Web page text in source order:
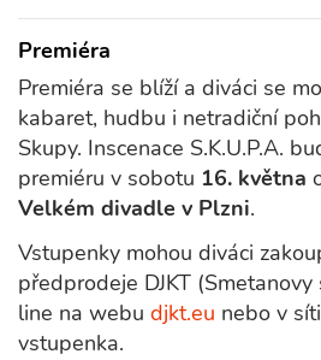
Premiéra
Premiéra se blíží a diváci se
kabaret, hudbu i netradiční
Skupy. Inscenace S.K.U.P.A.
premiéru v sobotu 16. května
Velkém divadle v Plzni.
Vstupenky mohou diváci
předprodeje DJKT
line na webu djkt.eu nebo v
vstupenka.